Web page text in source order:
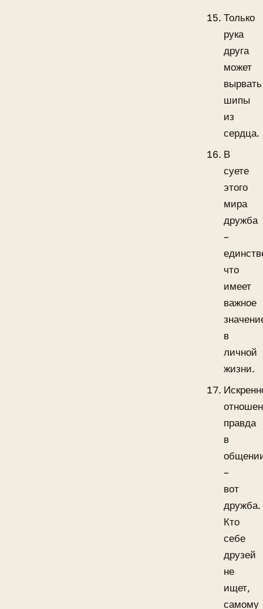
Только
рука
друга
может
вырвать
шипы
из
сердца.
В
суете
этого
мира
дружба
–
что
имеет
важное
в
личной
жизни.
правда
в
–
вот
дружба.
Кто
себе
друзей
не
ищет,
самому